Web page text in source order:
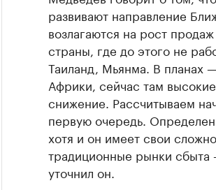
развивают направление
возлагаются на рост
страны, где до этого не
Таиланд, Мьянма. В планах
Африки, сейчас там
снижение. Рассчитываем
первую очередь.
хотя и он имеет свои
традиционные рынки сбыта
уточнил он.